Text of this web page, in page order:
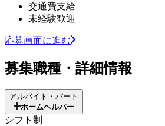
交通費支給
未経験歓迎
応募画面に進む
募集職種・詳細情報
アルバイト・パート
ホームヘルパー
シフト制